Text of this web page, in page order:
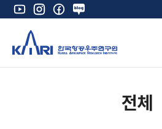
유
튜
인
스
타
그
램
페
이
북
네
이
블
로
전체